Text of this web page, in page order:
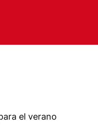
el verano